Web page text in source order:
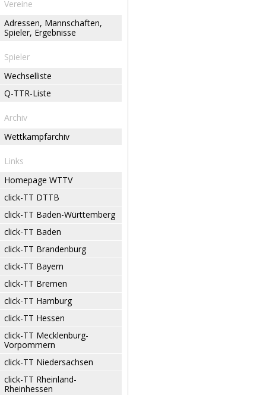
Vereine
Adressen, Mannschaften,
Spieler, Ergebnisse
Spieler
Wechselliste
Q-TTR-Liste
Archiv
Wettkampfarchiv
Links
Homepage WTTV
click-TT DTTB
click-TT Baden-Württemberg
click-TT Baden
click-TT Brandenburg
click-TT Bayern
click-TT Bremen
click-TT Hamburg
click-TT Hessen
click-TT Mecklenburg-
Vorpommern
click-TT Niedersachsen
click-TT Rheinland-
Rheinhessen